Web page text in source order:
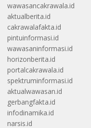
wawasancakrawala.id
aktualberita.id
cakrawalafakta.id
pintuinformasi.id
wawasaninformasi.id
horizonberita.id
portalcakrawala.id
spektruminformasi.id
aktualwawasan.id
gerbangfakta.id
infodinamika.id
narsis.id